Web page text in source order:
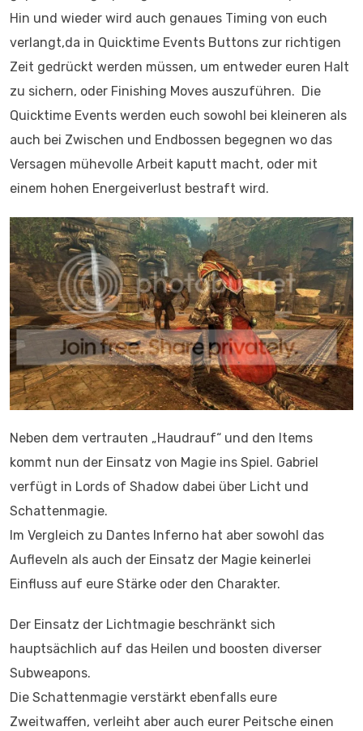
Hin und wieder wird auch genaues Timing von euch
verlangt,da in Quicktime Events Buttons zur richtigen
Zeit gedrückt werden müssen, um entweder euren Halt
zu sichern, oder Finishing Moves auszuführen. Die
Quicktime Events werden euch sowohl bei kleineren als
auch bei Zwischen und Endbossen begegnen wo das
Versagen mühevolle Arbeit kaputt macht, oder mit
einem hohen Energeiverlust bestraft wird.
Neben dem vertrauten „Haudrauf“ und den Items
kommt nun der Einsatz von Magie ins Spiel. Gabriel
verfügt in Lords of Shadow dabei über Licht und
Schattenmagie.
Im Vergleich zu Dantes Inferno hat aber sowohl das
Aufleveln als auch der Einsatz der Magie keinerlei
Einfluss auf eure Stärke oder den Charakter.
Der Einsatz der Lichtmagie beschränkt sich
hauptsächlich auf das Heilen und boosten diverser
Subweapons.
Die Schattenmagie verstärkt ebenfalls eure
Zweitwaffen, verleiht aber auch eurer Peitsche einen